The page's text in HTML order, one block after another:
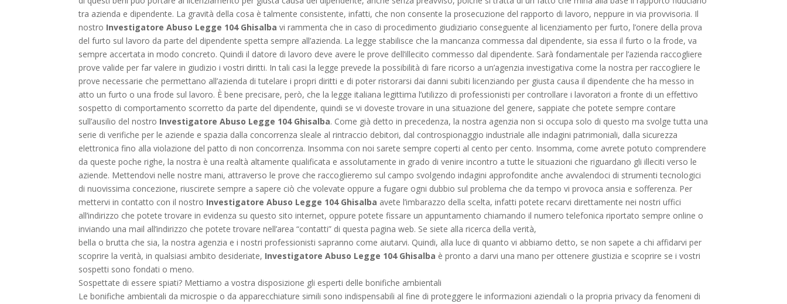
tra azienda e dipendente. La gravità della cosa è talmente consistente, infatti, che non consente la prosecuzione del rapporto di lavoro, neppure in via provvisoria. Il
nostro Investigatore Abuso Legge 104 Ghisalba vi rammenta che in caso di procedimento giudiziario conseguente al licenziamento per furto, l’onere della prova
del furto sul lavoro da parte del dipendente spetta sempre all’azienda. La legge stabilisce che la mancanza commessa dal dipendente, sia essa il furto o la frode, va
sempre accertata in modo concreto. Quindi il datore di lavoro deve avere le prove dell’illecito commesso dal dipendente. Sarà fondamentale per l’azienda raccogliere
prove valide per far valere in giudizio i vostri diritti. In tali casi la legge prevede la possibilità di fare ricorso a un’agenzia investigativa come la nostra per raccogliere le
prove necessarie che permettano all’azienda di tutelare i propri diritti e di poter ristorarsi dai danni subiti licenziando per giusta causa il dipendente che ha messo in
atto un furto o una frode sul lavoro. È bene precisare, però, che la legge italiana legittima l’utilizzo di professionisti per controllare i lavoratori a fronte di un effettivo
sospetto di comportamento scorretto da parte del dipendente, quindi se vi doveste trovare in una situazione del genere, sappiate che potete sempre contare
sull’ausilio del nostro Investigatore Abuso Legge 104 Ghisalba. Come già detto in precedenza, la nostra agenzia non si occupa solo di questo ma svolge tutta una
serie di verifiche per le aziende e spazia dalla concorrenza sleale al rintraccio debitori, dal controspionaggio industriale alle indagini patrimoniali, dalla sicurezza
elettronica fino alla violazione del patto di non concorrenza. Insomma con noi sarete sempre coperti al cento per cento. Insomma, come avrete potuto comprendere
da queste poche righe, la nostra è una realtà altamente qualificata e assolutamente in grado di venire incontro a tutte le situazioni che riguardano gli illeciti verso le
aziende. Mettendovi nelle nostre mani, attraverso le prove che raccoglieremo sul campo svolgendo indagini approfondite anche avvalendoci di strumenti tecnologici
di nuovissima concezione, riuscirete sempre a sapere ciò che volevate oppure a fugare ogni dubbio sul problema che da tempo vi provoca ansia e sofferenza. Per
mettervi in contatto con il nostro Investigatore Abuso Legge 104 Ghisalba avete l’imbarazzo della scelta, infatti potete recarvi direttamente nei nostri uffici
all’indirizzo che potete trovare in evidenza su questo sito internet, oppure potete fissare un appuntamento chiamando il numero telefonica riportato sempre online o
inviando una mail all’indirizzo che potete trovare nell’area “contatti” di questa pagina web. Se siete alla ricerca della verità,
bella o brutta che sia, la nostra agenzia e i nostri professionisti sapranno come aiutarvi. Quindi, alla luce di quanto vi abbiamo detto, se non sapete a chi affidarvi per
scoprire la verità, in qualsiasi ambito desideriate, Investigatore Abuso Legge 104 Ghisalba è pronto a darvi una mano per ottenere giustizia e scoprire se i vostri
sospetti sono fondati o meno.
Sospettate di essere spiati? Mettiamo a vostra disposizione gli esperti delle bonifiche ambientali
Le bonifiche ambientali da microspie o da apparecchiature simili sono indispensabili al fine di proteggere le informazioni aziendali o la propria privacy da fenomeni di